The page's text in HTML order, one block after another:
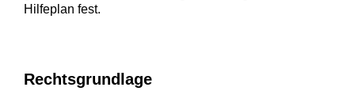
Hilfeplan fest.
Rechtsgrundlage